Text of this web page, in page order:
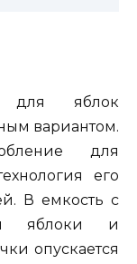
для яблок
вариантом.
для
его
В емкость с
яблоки и
опускается